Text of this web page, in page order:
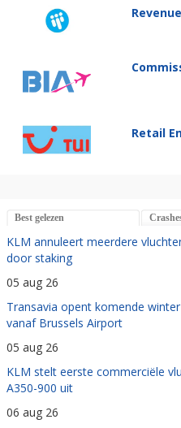
Retail
Best gelezen
KLM annuleert meerdere
door staking
05 aug 26
Transavia opent komende
vanaf Brussels Airport
05 aug 26
KLM stelt eerste commerciële
A350-900 uit
06 aug 26